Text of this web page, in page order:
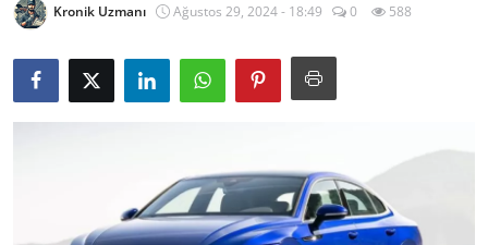
Sorgulamalar
İkinci El & Alım-Satım
Bakım & Arıza Çözümleri
Kiralama & Filo
Kronik Uzmanı Ağustos 29, 2024 - 18:49 0 588